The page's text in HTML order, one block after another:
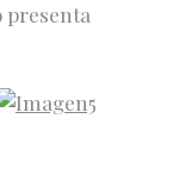
presenta